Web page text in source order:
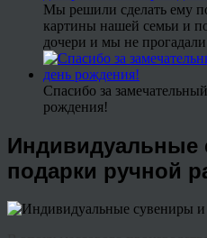
Мы решили сделать ему
картины нашей семьи и
дочери и мы не
Спасибо за
рождения!
Индивидуальные
подарки ручной